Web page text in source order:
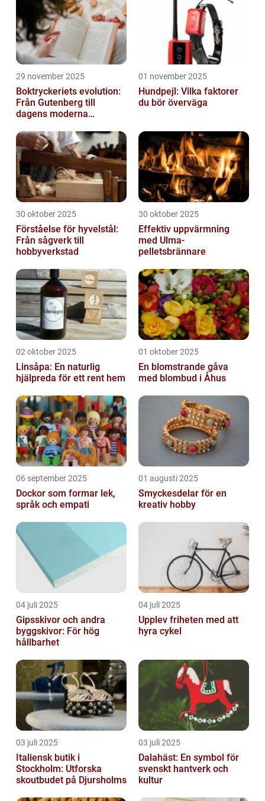
29 november 2025
Boktryckeriets evolution:
Från Gutenberg till
dagens moderna
01 november 2025
Hundpejl: Vilka faktorer
du bör överväga
30 oktober 2025
Förståelse för hyvelstål:
Från sågverk till
hobbyverkstad
30 oktober 2025
Effektiv uppvärmning
med Ulma-
pelletsbrännare
02 oktober 2025
Linsåpa: En naturlig
hjälpreda för ett rent hem
01 oktober 2025
En blomstrande gåva
med blombud i Åhus
06 september 2025
Dockor som formar lek,
språk och empati
01 augusti 2025
Smyckesdelar för en
kreativ hobby
04 juli 2025
Gipsskivor och andra
byggskivor: För hög
hållbarhet
04 juli 2025
Upplev friheten med att
hyra cykel
03 juli 2025
Italiensk butik i
Stockholm: Utforska
skoutbudet på Djursholms
03 juli 2025
Dalahäst: En symbol för
svenskt hantverk och
kultur